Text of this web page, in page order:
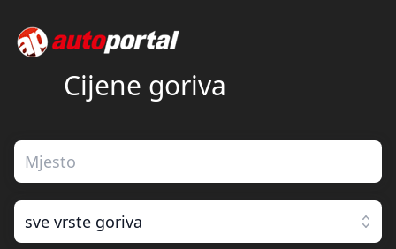
Cijene goriva
sve vrste goriva